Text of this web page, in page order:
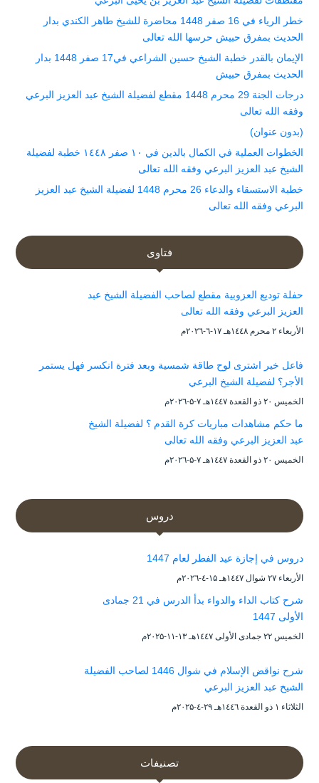
خطر الرياء في 16 صفر 1448 محاضرة للشيخ طاهر الكندي بدار
الحديث بمفرق حبيش حرسها الله تعالى
الإيمان بالقدر خطبة الشيخ حسين الشراعي في17 صفر 1448 بدار
الحديث بمفرق حبيش
درجات الجنة 29 محرم 1448 مقطع لفضيلة الشيخ عبد العزيز البرعي
وفقه الله تعالى
(بدون عنوان)
الخطوات العملية في الكمال بالدين في ١٠ صفر ١٤٤٨ خطبة لفضيلة
الشيخ عبد العزيز البرعي وفقه الله تعالى
خطبة الاستسقاء والدعاء 26 محرم 1448 لفضيلة الشيخ عبد العزيز
البرعي وفقه الله تعالى
فتاوى
حفلة توديع العزوبية مقطع لصاحب الفضيلة الشيخ عبد
العزيز البرعي وفقه الله تعالى
الأربعاء ۲ محرم ۱٤٤۸هـ ۱۷-٦-۲۰۲٦م
فاعل خير اشترى لوح طاقة شمسية وبعد فترة انكسر فهل يستمر
الأجر؟ لفضيلة الشيخ البرعي
الخميس ۲۰ ذو القعدة ۱٤٤۷هـ ۷-۵-۲۰۲٦م
ما حكم مشاهدات مباريات كرة القدم ؟ لفضيلة الشيخ
عبد العزيز البرعي وفقه الله تعالى
الخميس ۲۰ ذو القعدة ۱٤٤۷هـ ۷-۵-۲۰۲٦م
دروس
دروس في إجازة عيد الفطر لعام 1447
الأربعاء ۲۷ شوال ۱٤٤۷هـ ۱۵-٤-۲۰۲٦م
شرح كتاب الداء والدواء بدأ الدرس في 21 جمادى
الأولى 1447
الخميس ۲۲ جمادى الأولى ۱٤٤۷هـ ۱۳-۱۱-۲۰۲۵م
شرح نواقض الإسلام في شوال 1446 لصاحب الفضيلة
الشيخ عبد العزيز البرعي
الثلاثاء ۱ ذو القعدة ۱٤٤٦هـ ۲۹-٤-۲۰۲۵م
تصنيفات